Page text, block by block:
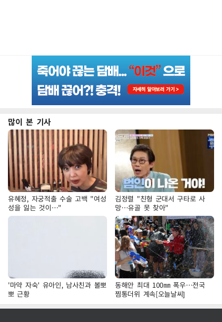
많이 본 기사
유혜정, 자궁적출 수술 고백 "여성
성을 잃는 것이…"
김정렬 "친형 군대서 구타로 사
망…유골 못 찾아"
'마약 자숙' 유아인, 남사친과 볼뽀
뽀 근황
동해안 최대 100㎜ 폭우…전국
찜통더위 계속[오늘날씨]